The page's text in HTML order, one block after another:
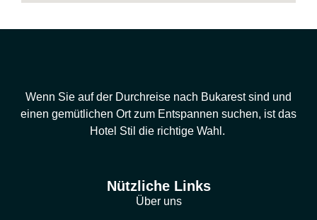
Wenn Sie auf der Durchreise nach Bukarest sind und
einen gemütlichen Ort zum Entspannen suchen, ist das
Hotel Stil die richtige Wahl.
Nützliche Links
Über uns